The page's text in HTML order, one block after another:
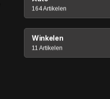
164 Artikelen
Winkelen
11 Artikelen